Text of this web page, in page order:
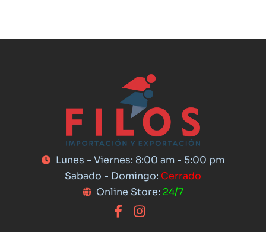
Lunes - Viernes: 8:00 am - 5:00 pm
Sabado - Domingo: Cerrado
Online Store: 24/7